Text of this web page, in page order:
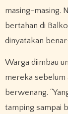
masing-masing.
bertahan di
dinyatakan
Warga diimbau
mereka sebelum
berwenang.
tamping sampai